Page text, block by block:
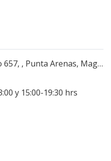
Arenas, Magallanes, Chile
y 15:00-19:30 hrs